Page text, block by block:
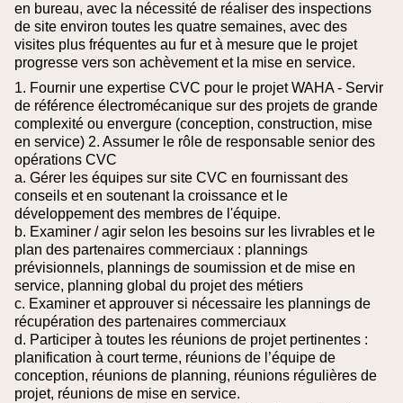
en bureau, avec la nécessité de réaliser des inspections
de site environ toutes les quatre semaines, avec des
visites plus fréquentes au fur et à mesure que le projet
progresse vers son achèvement et la mise en service.
1. Fournir une expertise CVC pour le projet WAHA - Servir
de référence électromécanique sur des projets de grande
complexité ou envergure (conception, construction, mise
en service) 2. Assumer le rôle de responsable senior des
opérations CVC
a. Gérer les équipes sur site CVC en fournissant des
conseils et en soutenant la croissance et le
développement des membres de l'équipe.
b. Examiner / agir selon les besoins sur les livrables et le
plan des partenaires commerciaux : plannings
prévisionnels, plannings de soumission et de mise en
service, planning global du projet des métiers
c. Examiner et approuver si nécessaire les plannings de
récupération des partenaires commerciaux
d. Participer à toutes les réunions de projet pertinentes :
planification à court terme, réunions de l’équipe de
conception, réunions de planning, réunions régulières de
projet, réunions de mise en service.